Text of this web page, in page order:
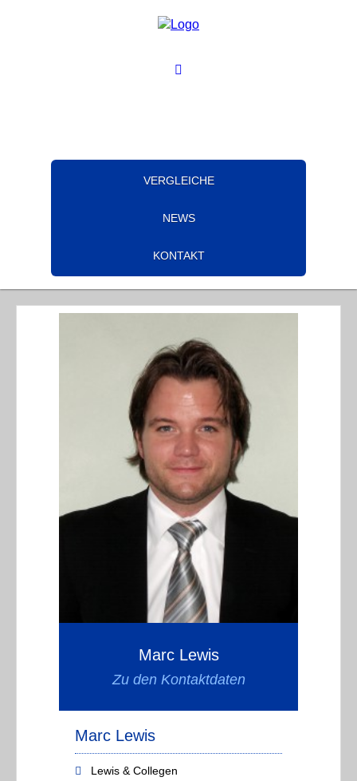
VERGLEICHE
NEWS
KONTAKT
Marc Lewis
Zu den Kontaktdaten
Marc Lewis
Lewis & Collegen